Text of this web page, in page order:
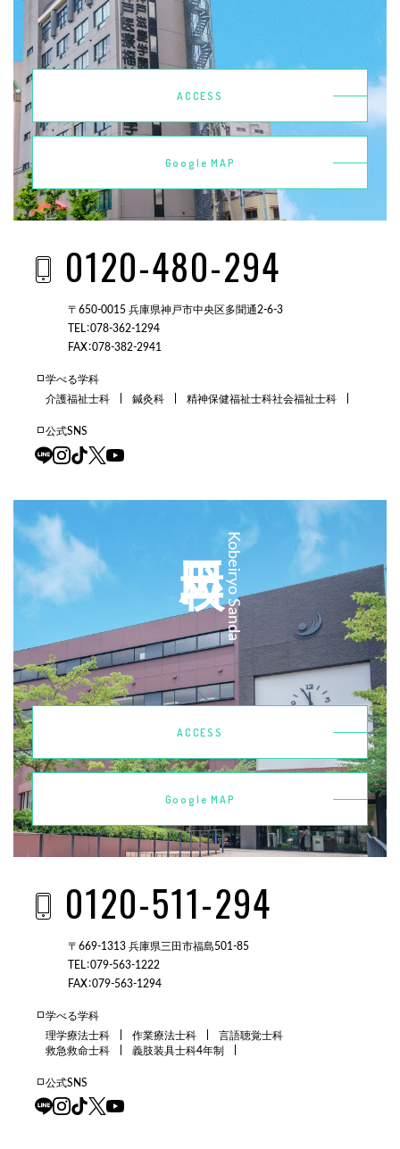
ACCESS
Google MAP
0120-480-294
〒650-0015 兵庫県神戸市中央区多聞通2-6-3
TEL：078-362-1294
FAX：078-382-2941
学べる学科
介護福祉士科
鍼灸科 精神保健福祉士科社会福祉士科
公式SNS
Kobeiryo Sanda
ACCESS
Google MAP
0120-511-294
〒669-1313 兵庫県三田市福島501-85
TEL：079-563-1222
FAX：079-563-1294
学べる学科
理学療法士科
作業療法士科
言語聴覚士科
救急救命士科
義肢装具士科4年制
公式SNS